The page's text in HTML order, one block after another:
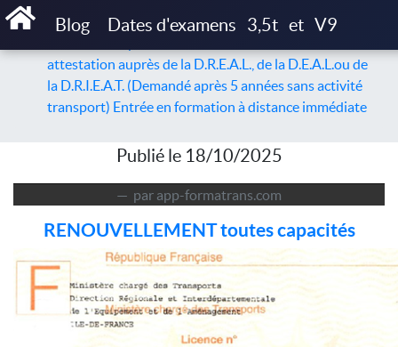
Blog Dates d'examens 3,5t et V9
Accueil
Articles
attestation auprès de la D.R.E.A.L., de la D.E.A.L.ou de
la D.R.I.E.A.T. (Demandé après 5 années sans activité
transport) Entrée en formation à distance immédiate
Publié le 18/10/2025
par app-formatrans.com
RENOUVELLEMENT toutes capacités